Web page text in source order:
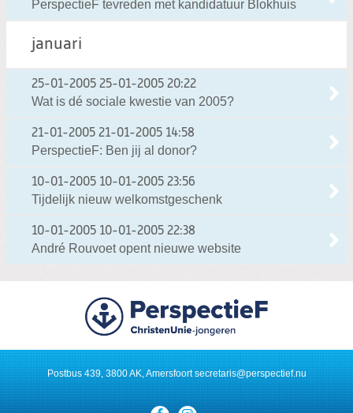
PerspectieF tevreden met kandidatuur Blokhuis
januari
25-01-2005 25-01-2005 20:22
Wat is dé sociale kwestie van 2005?
21-01-2005 21-01-2005 14:58
PerspectieF: Ben jij al donor?
10-01-2005 10-01-2005 23:56
Tijdelijk nieuw welkomstgeschenk
10-01-2005 10-01-2005 22:38
André Rouvoet opent nieuwe website
Postbus 439, 3800 AK, Amersfoortsecretaris@perspectief.nu